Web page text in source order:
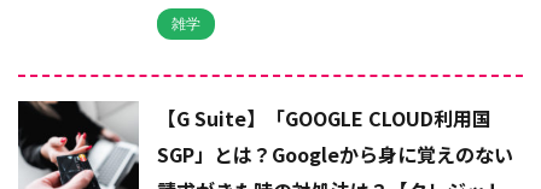
雑学
【G Suite】「GOOGLE CLOUD利用国
SGP」とは？Googleから身に覚えのない